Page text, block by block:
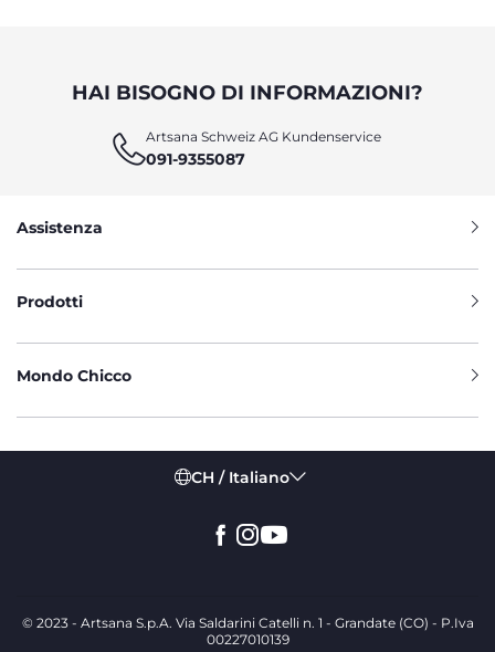
HAI BISOGNO DI INFORMAZIONI?
Artsana Schweiz AG Kundenservice
091-9355087
Assistenza
Prodotti
Mondo Chicco
CH / Italiano
© 2023 - Artsana S.p.A. Via Saldarini Catelli n. 1 - Grandate (CO) - P.Iva
00227010139